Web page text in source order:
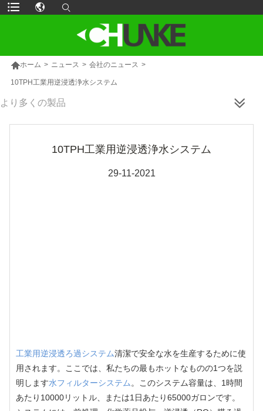
ホーム > ニュース > 会社のニュース >
10TPH工業用逆浸透浄水システム
より多くの製品
10TPH工業用逆浸透浄水システム
29-11-2021
工業用逆浸透ろ過システム清潔で安全な水を生産するために使
用されます。ここでは、私たちの最もホットなものの1つを説
明します水フィルターシステム 。このシステム容量は、1時間
あたり10000リットル、または1日あたり65000ガロンです。